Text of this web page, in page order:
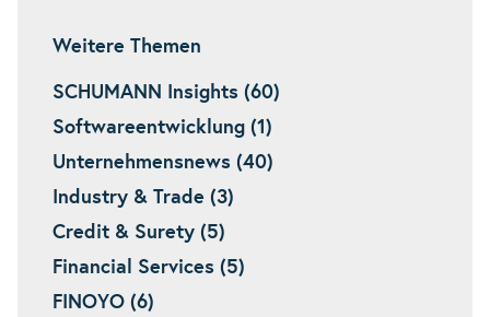
Weitere Themen
SCHUMANN Insights (60)
Softwareentwicklung (1)
Unternehmensnews (40)
Industry & Trade (3)
Credit & Surety (5)
Financial Services (5)
FINOYO (6)